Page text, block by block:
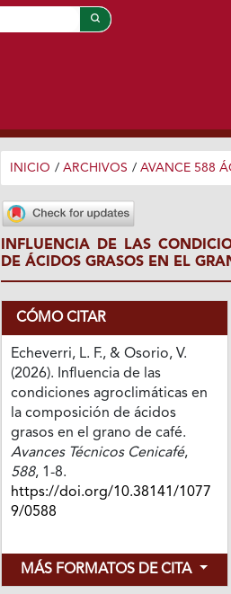
INICIO / ARCHIVOS / AVANCE 588
INFLUENCIA DE LAS
DE ÁCIDOS GRASOS EN EL
CÓMO CITAR
Echeverri, L. F., & Osorio, V.
(2026). Influencia de las
condiciones agroclimáticas en
la composición de ácidos
grasos en el grano de café.
Avances Técnicos Cenicafé,
588, 1-8.
https://doi.org/10.38141/1077
9/0588
MÁS FORMATOS DE CITA